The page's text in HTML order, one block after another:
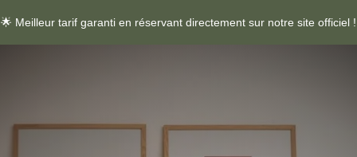
🌟 Meilleur tarif garanti en réservant directement sur notre site officiel !